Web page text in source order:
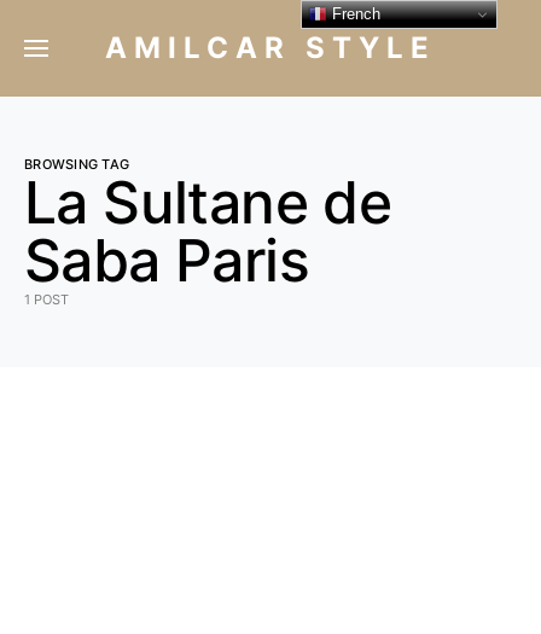
AMILCAR STYLE
BROWSING TAG
La Sultane de
Saba Paris
1 POST
French